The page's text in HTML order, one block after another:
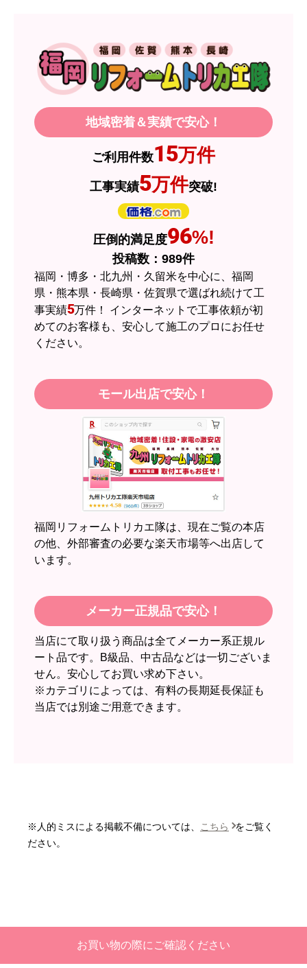
【その他感想・コメント】
製品価格もですが、設置や保証なども充実してい
るので、今後も頼りになるショップの一つです。
2026年7月3日 19:01
欲しい商品をスムーズに注文できましたか？
ショップからの連絡や対応は適切でしたか？
予定の期日までに商品が届きましたか？
はい
商品の梱包は必要十分なものでしたか？
はい
またこのショップを利用したいですか？
【注文商品】エアコン・クーラー 【注
文時期】2026年05月頃（モバイルから）
【このショップを選んだ理由は？】
近隣のショップでしっかりやってくれそうだった
【注文からどのくらいで届きましたか？】
【その他感想・コメント】
2026年6月30日 23:50
欲しい商品をスムーズに注文できましたか？
はい
ショップからの連絡や対応は適切でしたか？
無回答
予定の期日までに商品が届きましたか？
【注文からどのくらいで届きましたか？】
二週間ほどです。
地域密着＆実績で安心！
ご利用件数15万件
工事実績5万件突破!
圧倒的満足度96%!
投稿数： 989件
福岡・博多・北九州・久留米を中心に、福岡
県・熊本県・長崎県・佐賀県で選ばれ続けて工
事実績5万件！ インターネットで工事依頼が初
めてのお客様も、安心して施工のプロにお任せ
ください。
モール出店で安心！
福岡リフォームトリカエ隊は、現在ご覧の本店
の他、外部審査の必要な楽天市場等へ出店して
います。
メーカー正規品で安心！
当店にて取り扱う商品は全てメーカー系正規ル
ート品です。B級品、中古品などは一切ございま
せん。安心してお買い求め下さい。
※カテゴリによっては、有料の長期延長保証も
当店では別途ご用意できます。
※人的ミスによる掲載不備については、 こちら
をご覧く
ださい。
お買い物の際にご確認ください